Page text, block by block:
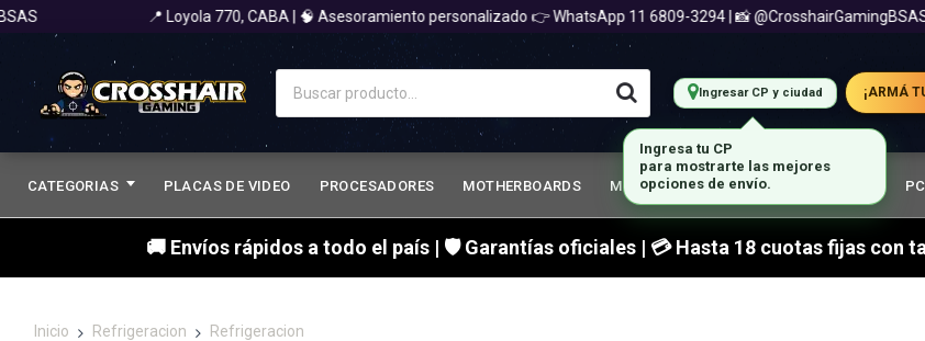
📍 Loyola 770, CABA | 🧠 Asesoramiento personalizado 👉 WhatsApp 11 6809-3294 | 📸 @CrosshairGamingBSAS
Ingresar CP y ciudad ¡ARMÁ
CATEGORIAS PLACAS DE VIDEO PROCESADORES MOTHERBOARDS MEMORIA RAM GABINETES GAMER
🚚 Envíos rápidos a todo el país | 🛡 Garantías oficiales | 💳 Hasta 18 cuotas fijas con
Inicio Refrigeracion Refrigeracion
Ingresa tu CP
para mostrarte las mejores
opciones de envío.